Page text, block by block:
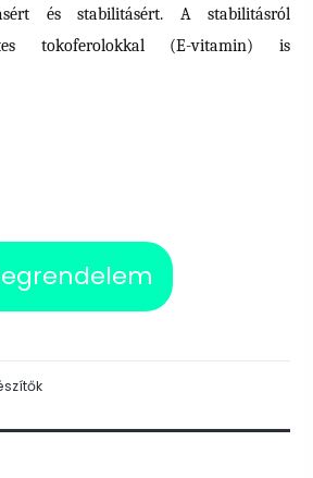
és stabilitásért. A stabilitásról
tokoferolokkal (E-vitamin) is